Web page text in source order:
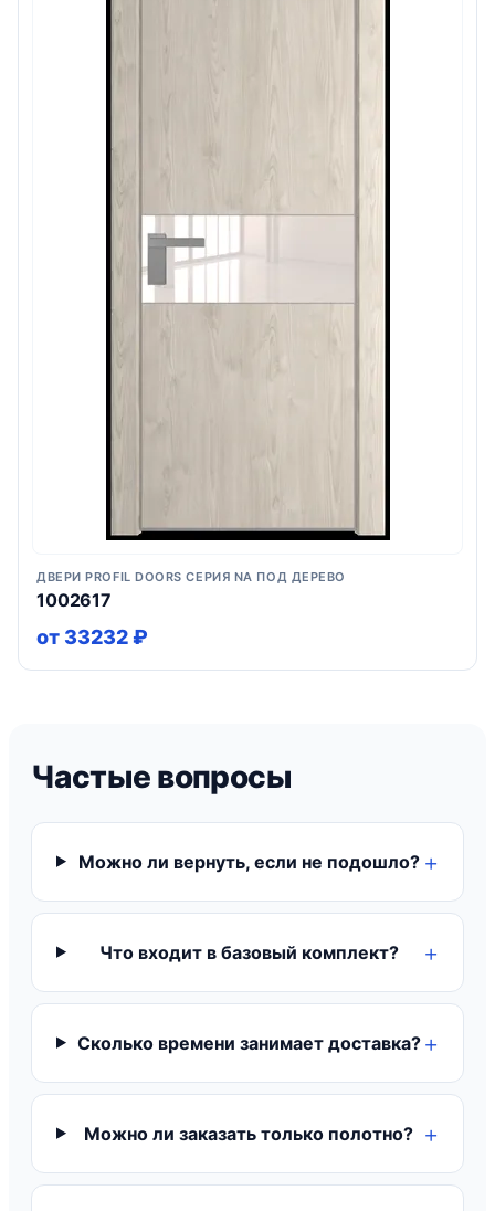
ДВЕРИ PROFIL DOORS СЕРИЯ NA ПОД ДЕРЕВО
1002617
от 33232 ₽
Частые вопросы
Можно ли вернуть, если не подошло?
Что входит в базовый комплект?
Сколько времени занимает доставка?
Можно ли заказать только полотно?